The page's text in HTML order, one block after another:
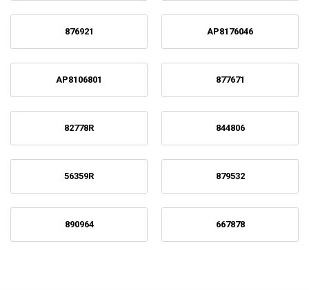
876921 AP8176046
AP8106801 877671
82778R 844806
56359R 879532
890964 667878